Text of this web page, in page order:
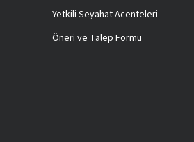
Yetkili Seyahat Acenteleri
Öneri ve Talep Formu